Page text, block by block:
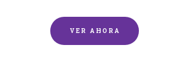
VER AHORA